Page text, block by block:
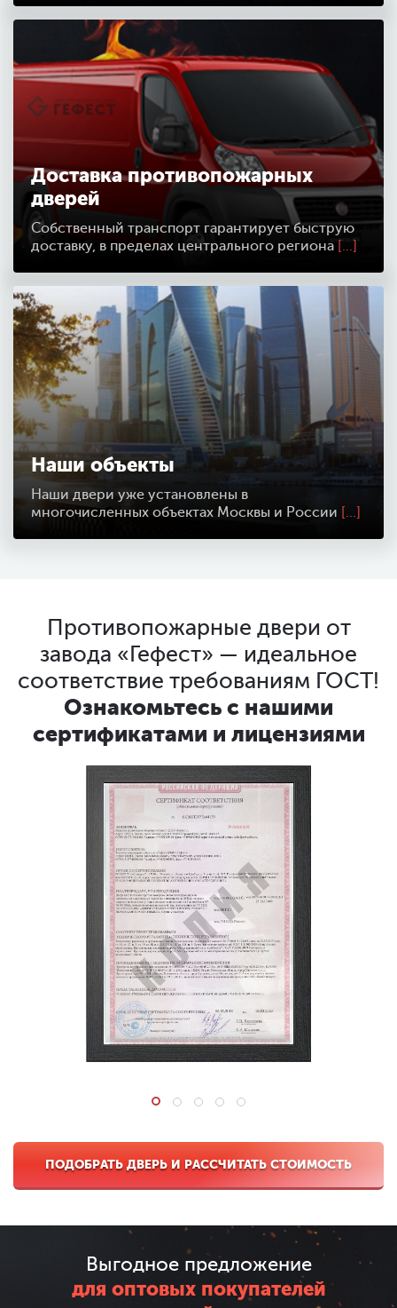
Доставка противопожарных
дверей
Собственный транспорт гарантирует быструю
доставку, в пределах центрального региона [...]
Наши объекты
Наши двери уже установлены в
многочисленных объектах Москвы и России [...]
Противопожарные двери от
завода «Гефест» — идеальное
соответствие требованиям ГОСТ!
Ознакомьтесь с нашими
сертификатами и лицензиями
ПОДОБРАТЬ ДВЕРЬ И РАССЧИТАТЬ СТОИМОСТЬ
Выгодное предложение
для оптовых покупателей